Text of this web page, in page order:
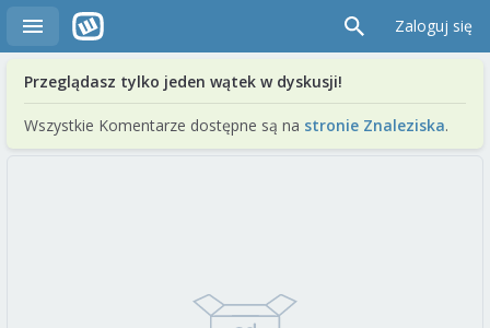
Zaloguj się
Przeglądasz tylko jeden wątek w dyskusji!
Wszystkie Komentarze dostępne są na stronie Znaleziska.